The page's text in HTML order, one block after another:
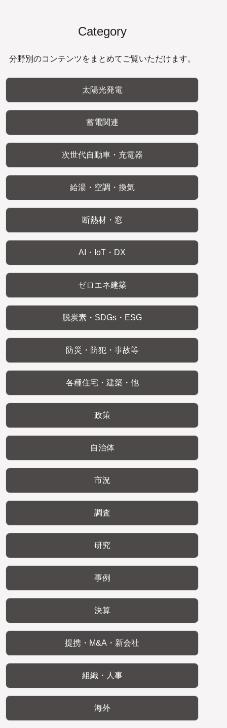
Category
分野別のコンテンツをまとめてご覧いただけます。
太陽光発電
蓄電関連
次世代自動車・充電器
給湯・空調・換気
断熱材・窓
AI・IoT・DX
ゼロエネ建築
脱炭素・SDGs・ESG
防災・防犯・事故等
各種住宅・建築・他
政策
自治体
市況
調査
研究
事例
決算
提携・M&A・新会社
組織・人事
海外